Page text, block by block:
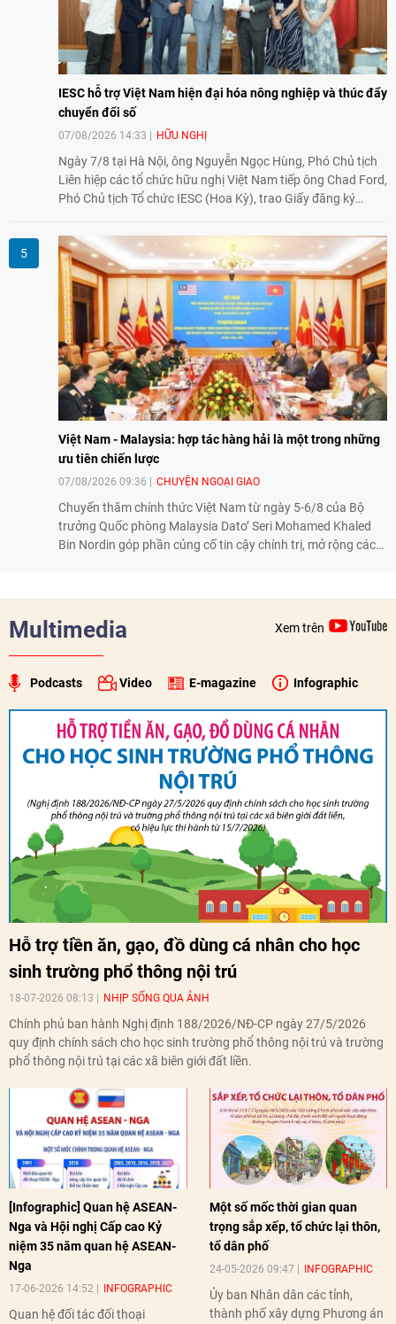
IESC hỗ trợ Việt Nam hiện đại hóa nông nghiệp và thúc đẩy
chuyển đổi số
07/08/2026 14:33 HỮU NGHỊ
Ngày 7/8 tại Hà Nội, ông Nguyễn Ngọc Hùng, Phó Chủ tịch
Liên hiệp các tổ chức hữu nghị Việt Nam tiếp ông Chad Ford,
Phó Chủ tịch Tổ chức IESC (Hoa Kỳ), trao Giấy đăng ký
đổi về định hướng triển khai Dự án "Mở rộng Thương mại
Nông nghiệp và An toàn thực phẩm Hoa Kỳ - Việt Nam",
hướng tới thúc đẩy chuyển đổi số, hiện đại hóa nông nghiệp
và mở rộng hợp tác phát triển giữa hai nước.
Việt Nam - Malaysia: hợp tác hàng hải là một trong những
ưu tiên chiến lược
07/08/2026 09:36 CHUYỆN NGOẠI GIAO
Chuyến thăm chính thức Việt Nam từ ngày 5-6/8 của Bộ
trưởng Quốc phòng Malaysia Dato’ Seri Mohamed Khaled
Bin Nordin góp phần củng cố tin cậy chính trị, mở rộng các
Multimedia Xem trên
Podcasts Video E-magazine Infographic
Hỗ trợ tiền ăn, gạo, đồ dùng cá nhân cho học
sinh trường phổ thông nội trú
18-07-2026 08:13 NHỊP SỐNG QUA ẢNH
Chính phủ ban hành Nghị định 188/2026/NĐ-CP ngày 27/5/2026
quy định chính sách cho học sinh trường phổ thông nội trú và trường
phổ thông nội trú tại các xã biên giới đất liền.
[Infographic] Quan hệ ASEAN-
Nga và Hội nghị Cấp cao Kỷ
niệm 35 năm quan hệ ASEAN-
Nga
17-06-2026 14:52 INFOGRAPHIC
Quan hệ đối tác đối thoại
Một số mốc thời gian quan
trọng sắp xếp, tổ chức lại thôn,
tổ dân phố
24-05-2026 09:47 INFOGRAPHIC
Ủy ban Nhân dân các tỉnh,
thành phố xây dựng Phương án